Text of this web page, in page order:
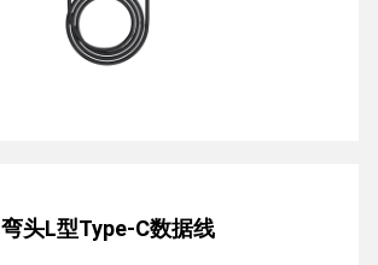
弯头L型Type-C数据线